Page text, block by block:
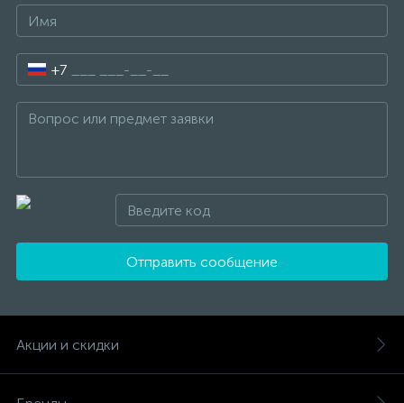
+7
Отправить сообщение
Акции и скидки